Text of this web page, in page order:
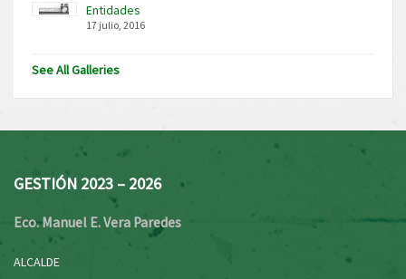
Entidades
17 julio, 2016
See All Galleries
GESTIÓN 2023 – 2026
Eco. Manuel E. Vera Paredes
ALCALDE